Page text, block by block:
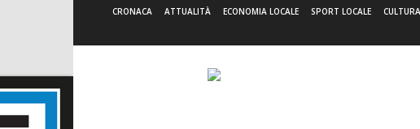
CRONACA ATTUALITÀ ECONOMIA LOCALE SPORT LOCALE